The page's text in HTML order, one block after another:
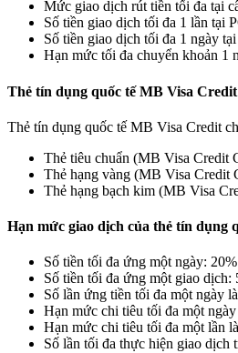
Mức giao dịch rút tiền tối đa tại
Số tiền giao dịch tối đa 1 lần tại
Số tiền giao dịch tối đa 1 ngày
Hạn mức tối đa chuyển khoản 1
Thẻ tín dụng quốc tế MB Visa
Thẻ tín dụng quốc tế MB Visa Credit
Thẻ tiêu chuẩn (MB Visa Credit
Thẻ hạng vàng (MB Visa
Thẻ hạng bạch kim (MB Visa
Hạn mức giao dịch của thẻ tín dụng
Số tiền tối đa ứng một ngày:
Số tiền tối đa ứng một giao
Số lần ứng tiền tối đa một ngày
Hạn mức chi tiêu tối đa một
Hạn mức chi tiêu tối đa một lần
Số lần tối đa thực hiện giao dịch